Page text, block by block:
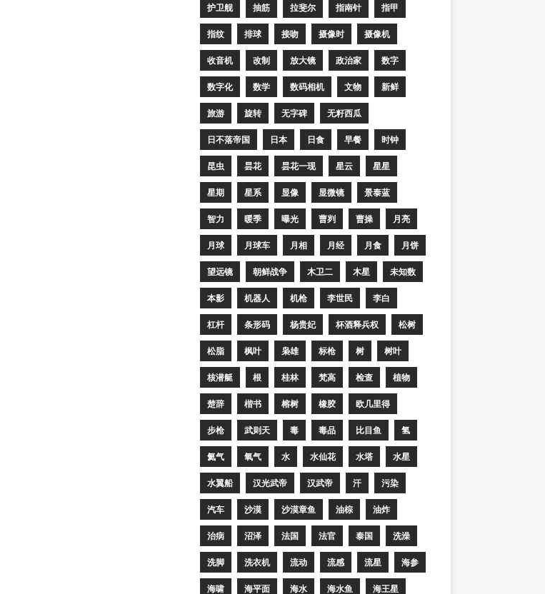
护卫舰 抽筋 拉斐尔 指南针 指甲
指纹 排球 接吻 摄像时 摄像机
收音机 改制 放大镜 政治家 数字
数字化 数学 数码相机 文物 新鲜
旅游 旋转 无字碑 无籽西瓜
日不落帝国 日本 日食 早餐 时钟
昆虫 昙花 昙花一现 星云 星星
星期 星系 显像 显微镜 景泰蓝
智力 暖季 曝光 曹刿 曹操 月亮
月球 月球车 月相 月经 月食 月饼
望远镜 朝鲜战争 木卫二 木星 未知数
本影 机器人 机枪 李世民 李白
杠杆 条形码 杨贵妃 杯酒释兵权 松树
松脂 枫叶 枭雄 标枪 树 树叶
核潜艇 根 桂林 梵高 检查 植物
楚辞 楷书 榕树 橡胶 欧几里得
步枪 武则天 毒 毒品 比目鱼 氢
氦气 氧气 水 水仙花 水塔 水星
水翼船 汉光武帝 汉武帝 汗 污染
汽车 沙漠 沙漠章鱼 油棕 油炸
治病 沼泽 法国 法官 泰国 洗澡
洗脚 洗衣机 流动 流感 流星 海参
海啸 海平面 海水 海水鱼 海王星